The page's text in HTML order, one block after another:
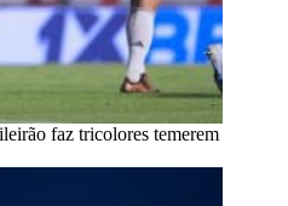
faz tricolores temerem